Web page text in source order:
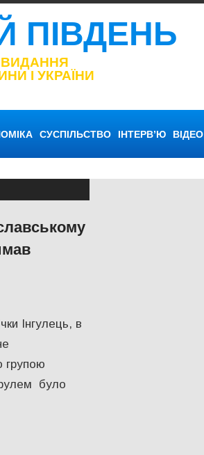
ПІВДЕНЬ
ВИДАННЯ
І УКРАЇНИ
СУСПІЛЬСТВО ІНТЕРВ’Ю ВІДЕО
Інгулець, в
групою
було